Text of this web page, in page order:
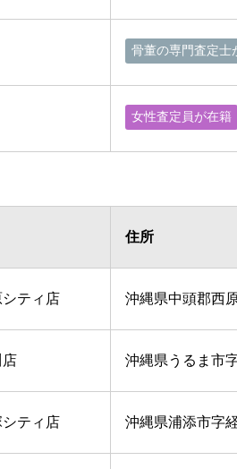
骨董の専門査定士
女性査定員が在籍
住所
ティ店 沖縄県中頭郡西
店 沖縄県うるま市
ティ店 沖縄県浦添市字